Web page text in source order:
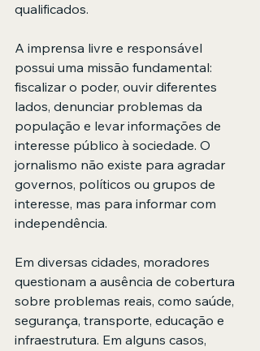
qualificados.
A imprensa livre e responsável
possui uma missão fundamental:
fiscalizar o poder, ouvir diferentes
lados, denunciar problemas da
população e levar informações de
interesse público à sociedade. O
jornalismo não existe para agradar
governos, políticos ou grupos de
interesse, mas para informar com
independência.
Em diversas cidades, moradores
questionam a ausência de cobertura
sobre problemas reais, como saúde,
segurança, transporte, educação e
infraestrutura. Em alguns casos,